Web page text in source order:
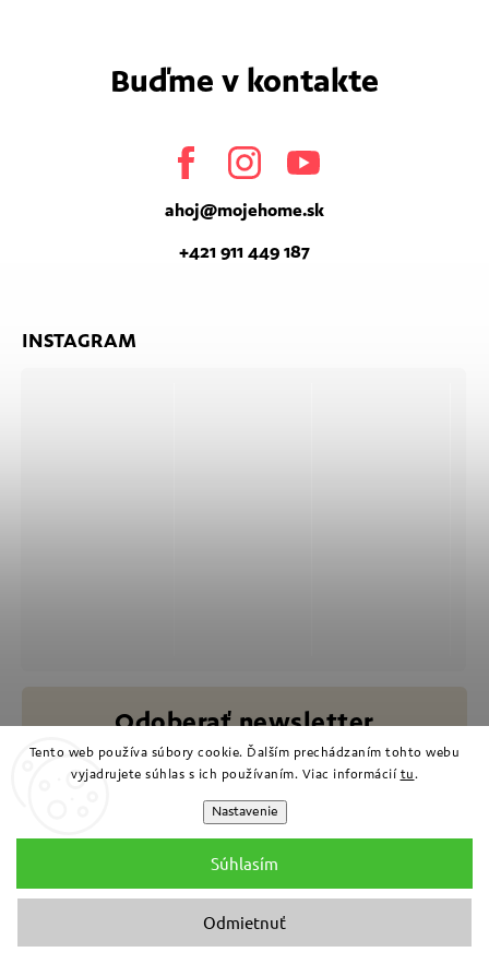
Tento web používa súbory cookie. Ďalším prechádzaním tohto webu
vyjadrujete súhlas s ich používaním. Viac informácií tu.
Nastavenie
Odmietnuť
Súhlasím
Buďme v kontakte
Facebook Instagram
ahoj@mojehome.sk
+421 911 449 187
INSTAGRAM
Odoberať newsletter
Vložením e-mailu súhlasíte s
podmienkami ochrany osobných údajov
Prihlásiť sa